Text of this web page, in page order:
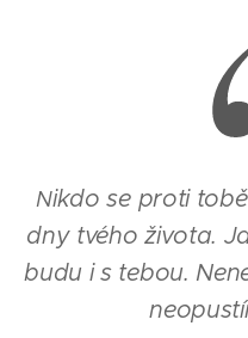
Nikdo se proti
dny tvého života.
budu i s tebou.